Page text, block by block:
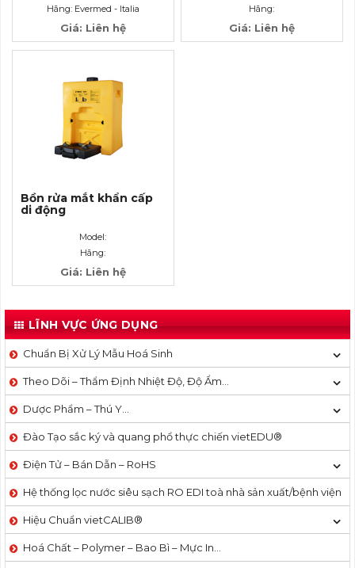
Hãng: Evermed - Italia
Giá: Liên hệ
Hãng:
Giá: Liên hệ
Bồn rửa mắt khẩn cấp
di động
Model:
Hãng:
Giá: Liên hệ
LĨNH VỰC ỨNG DỤNG
Chuẩn Bị Xử Lý Mẫu Hoá Sinh
Theo Dõi – Thẩm Định Nhiệt Độ, Độ Ẩm…
Dược Phẩm – Thú Y…
Đào Tạo sắc ký và quang phổ thực chiến vietEDU®
Điện Tử – Bán Dẫn – RoHS
Hệ thống lọc nước siêu sạch RO EDI​​ toà nhà sản xuất/bệnh viện
Hiệu Chuẩn vietCALIB®
Hoá Chất – Polymer – Bao Bì – Mực In…